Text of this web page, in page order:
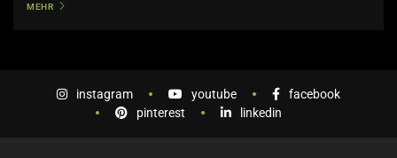
MEHR
instagram youtube
facebook
pinterest
linkedin